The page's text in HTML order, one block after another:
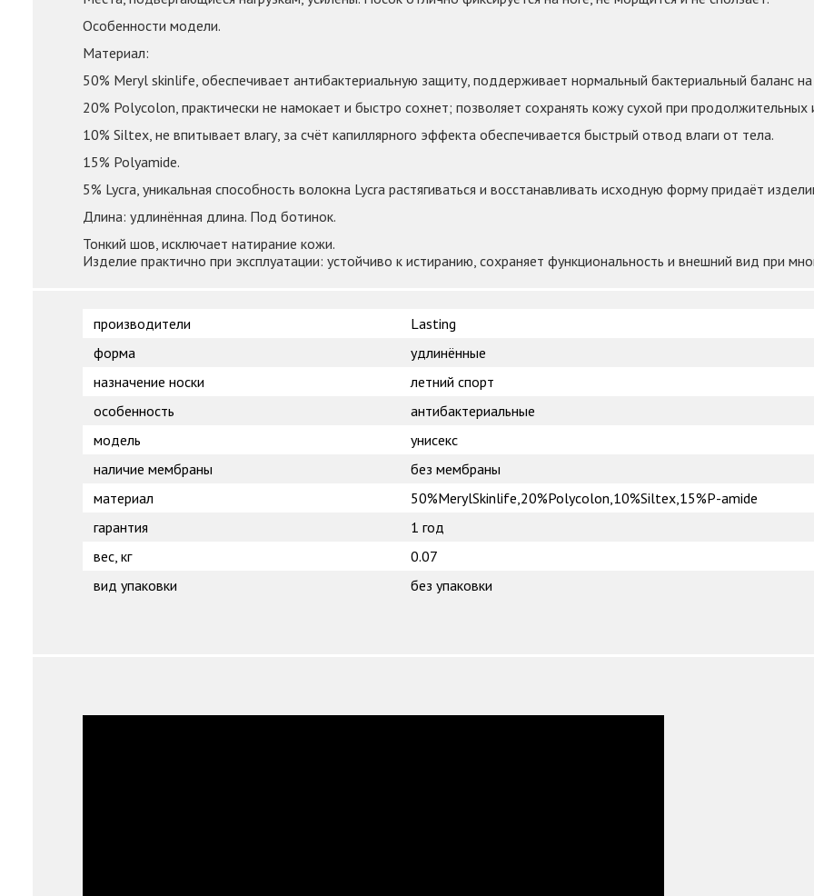
Особенности модели.
Материал:
50% Meryl skinlife, обеспечивает антибактериальную защиту, поддерживает нормальный бактериальный баланс
20% Polycolon, практически не намокает и быстро сохнет; позволяет сохранять кожу сухой при продолжительных
10% Siltex, не впитывает влагу, за счёт капиллярного эффекта обеспечивается быстрый отвод влаги от тела.
15% Polyamide.
5% Lycra, уникальная способность волокна Lycra растягиваться и восстанавливать исходную форму придаёт
Длина: удлинённая длина. Под ботинок.
Тонкий шов, исключает натирание кожи.
Изделие практично при эксплуатации: устойчиво к истиранию, сохраняет функциональность и внешний вид при
производители
Lasting
форма
удлинённые
назначение носки
летний спорт
особенность
антибактериальные
модель
унисекс
наличие мембраны
без мембраны
материал
50%MerylSkinlife,20%Polycolon,10%Siltex,15%P-amide
гарантия
1 год
вес, кг
0.07
вид упаковки
без упаковки